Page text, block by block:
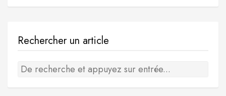
a
n
Rechercher un article